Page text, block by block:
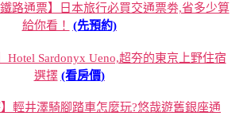
鐵路通票】日本旅行必買交通票劵,省多少算
給你看！
(先預約)
Hotel Sardonyx Ueno,超夯的東京上野住宿
選擇 (看房價)
】輕井澤騎腳踏車怎麼玩?悠哉遊舊銀座通